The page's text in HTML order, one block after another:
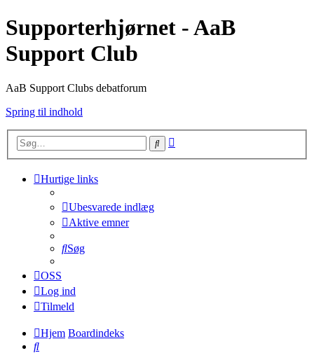
Supporterhjørnet - AaB
Support Club
AaB Support Clubs debatforum
Spring til indhold
Søg
Hurtige links
Ubesvarede indlæg
Aktive emner
Søg
OSS
Log ind
Tilmeld
Hjem Boardindeks
Søg